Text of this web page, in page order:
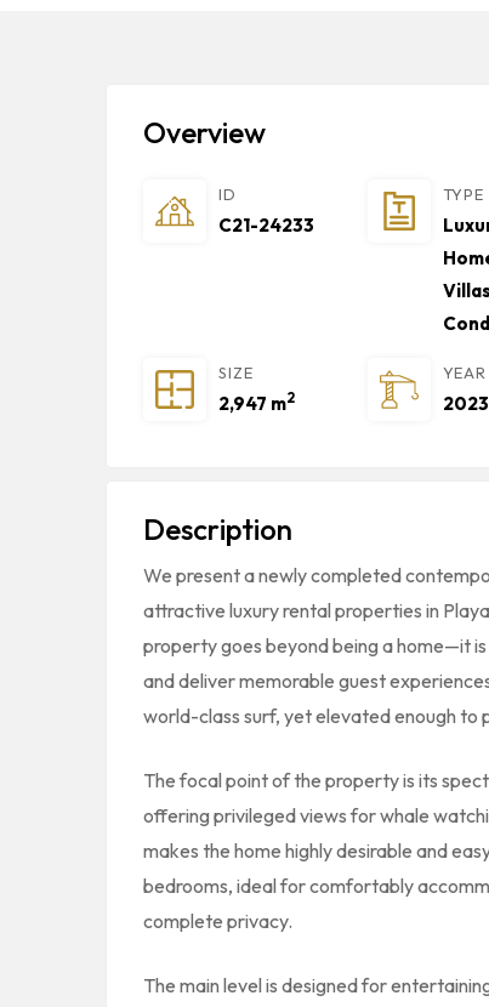
Overview
ID
C21-24233
TYPE
SIZE
2,947 m2 2023
Description
We present a newly completed
attractive luxury rental properties in
property goes beyond being a home—it
and deliver memorable guest
world-class surf, yet elevated enough to
The focal point of the property is its
offering privileged views for whale
makes the home highly desirable and
bedrooms, ideal for comfortably
complete privacy.
The main level is designed for